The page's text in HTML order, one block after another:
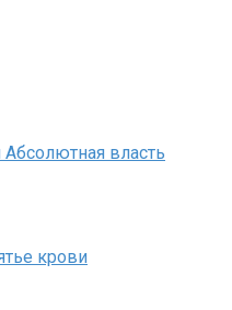
власть
крови